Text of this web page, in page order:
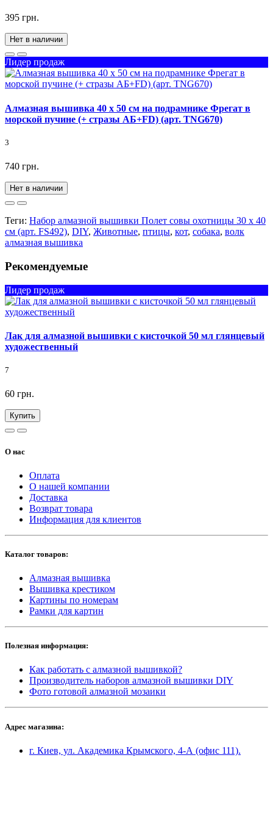
395 грн.
Нет в наличии
Лидер продаж
Алмазная вышивка 40 х 50 см на подрамнике Фрегат в
морской пучине (+ стразы АБ+FD) (арт. TNG670)
3
740 грн.
Нет в наличии
Теги: Набор алмазной вышивки Полет совы охотницы 30 х 40
см (арт. FS492), DIY, Животные, птицы, кот, собака, волк
алмазная вышивка
Рекомендуемые
Лидер продаж
Лак для алмазной вышивки с кисточкой 50 мл глянцевый
художественный
7
60 грн.
Купить
О нас
Оплата
О нашей компании
Доставка
Возврат товара
Информация для клиентов
Каталог товаров:
Алмазная вышивка
Вышивка крестиком
Картины по номерам
Рамки для картин
Полезная информация:
Как работать с алмазной вышивкой?
Производитель наборов алмазной вышивки DIY
Фото готовой алмазной мозаики
Адрес магазина:
г. Киев, ул. Академика Крымского, 4-А (офис 111).